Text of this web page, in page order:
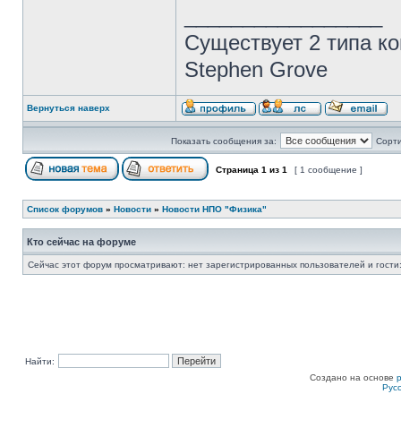
Существует 2 типа
Stephen Grove
Вернуться наверх
Показать сообщения за:
Страница 1 из 1 [ 1 сообщение ]
Список форумов » Новости » Новости НПО "Физика"
Кто сейчас на форуме
Сейчас этот форум просматривают: нет зарегистрированных пользователей и
Найти:
Создано на основе